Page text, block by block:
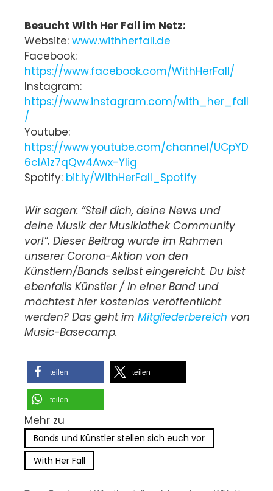
Besucht With Her Fall im Netz:
Website: www.withherfall.de
Facebook:
https://www.facebook.com/WithHerFall/
Instagram:
https://www.instagram.com/with_her_fall
/
Youtube:
https://www.youtube.com/channel/UCpYD
6cIA1z7qQw4Awx-YIig
Spotify: bit.ly/WithHerFall_Spotify
Wir sagen: “Stell dich, deine News und
deine Musik der Musikiathek Community
vor!”. Dieser Beitrag wurde im Rahmen
unserer Corona-Aktion von den
Künstlern/Bands selbst eingereicht. Du bist
ebenfalls Künstler / in einer Band und
möchtest hier kostenlos veröffentlicht
werden? Das geht im Mitgliederbereich von
Music-Basecamp.
teilen teilen
teilen
Mehr zu
Bands und Künstler stellen sich euch vor
With Her Fall